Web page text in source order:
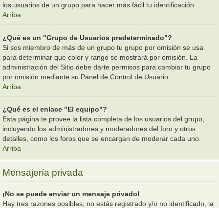
los usuarios de un grupo para hacer más fácil tu identificación.
Arriba
¿Qué es un "Grupo de Usuarios predeterminado"?
Si sos miembro de más de un grupo tu grupo por omisión se usa
para determinar que color y rango se mostrará por omisión. La
administración del Sitio debe darte permisos para cambiar tu grupo
por omisión mediante su Panel de Control de Usuario.
Arriba
¿Qué es el enlace "El equipo"?
Esta página te provee la lista completa de los usuarios del grupo,
incluyendo los administradores y moderadores del foro y otros
detalles, como los foros que se encargan de moderar cada uno.
Arriba
Mensajería privada
¡No se puede enviar un mensaje privado!
Hay tres razones posibles; no estás registrado y/o no identificado, la